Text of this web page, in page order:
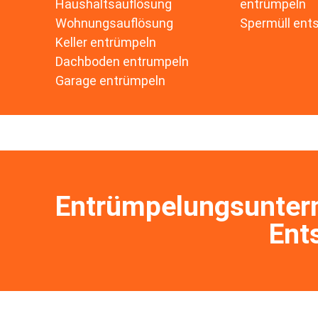
Zurück
Zurück
👷 Sonstiges🕒 Ich brauche eine
Zurück
Datenschutz
Haushaltsauflösung
Wohnungsauflösung
Keller entrümpeln
Dachboden entrumpeln
Garage entrümpeln
entrümpeln
Spermüll